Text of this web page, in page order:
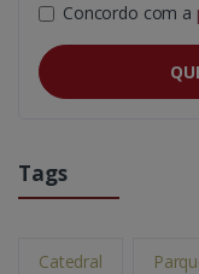
Concordo com a
Tags
Catedral